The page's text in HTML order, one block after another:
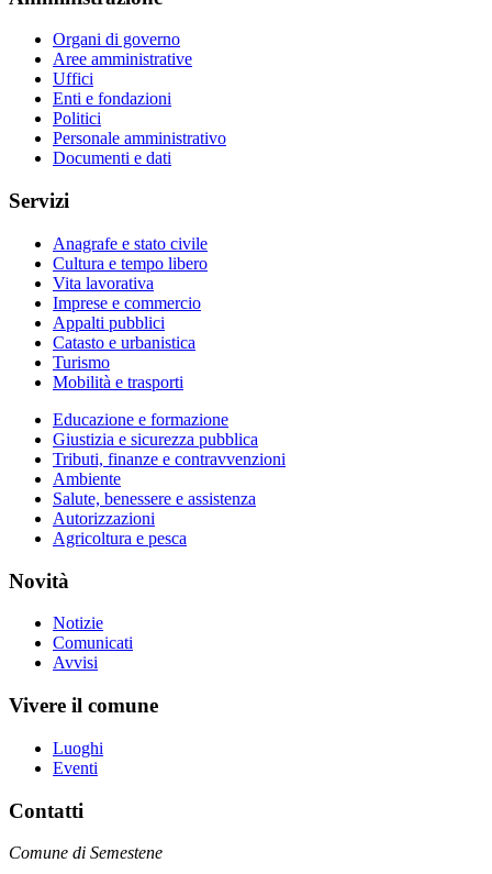
Organi di governo
Aree amministrative
Uffici
Enti e fondazioni
Politici
Personale amministrativo
Documenti e dati
Servizi
Anagrafe e stato civile
Cultura e tempo libero
Vita lavorativa
Imprese e commercio
Appalti pubblici
Catasto e urbanistica
Turismo
Mobilità e trasporti
Educazione e formazione
Giustizia e sicurezza pubblica
Tributi, finanze e contravvenzioni
Ambiente
Salute, benessere e assistenza
Autorizzazioni
Agricoltura e pesca
Novità
Notizie
Comunicati
Avvisi
Vivere il comune
Luoghi
Eventi
Contatti
Comune di Semestene